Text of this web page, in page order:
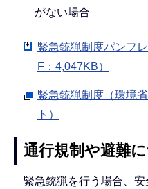
がない場合
緊急銃猟制度パンフ
F：4,047KB）
緊急銃猟制度（環境
ト）
通行規制や避難
緊急銃猟を行う場合、